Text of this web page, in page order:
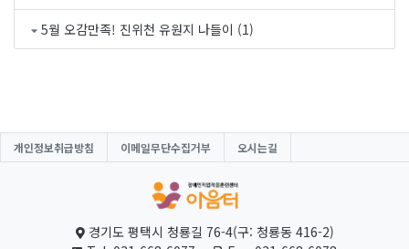
5월 오감만족! 진위천 유원지 나들이 (1)
개인정보취급방침 이메일무단수집거부 오시는길
경기도 평택시 청룡길 76-4(구: 청룡동 416-2)